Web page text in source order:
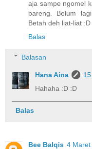
aja sampe ngomel
bareng. Belum
Betah deh liat-liat
Balas
Balasan
Hana Aina
Hahaha :D :D
Balas
Bee Balqis 4 Maret